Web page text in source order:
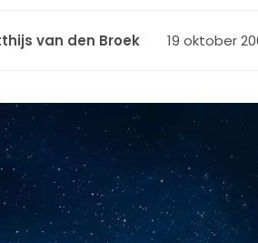
van den Broek 19 oktober